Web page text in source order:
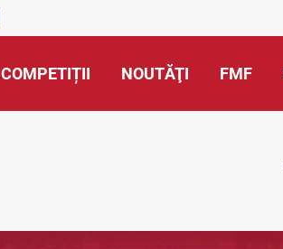
COMPETIȚII NOUTĂŢI FMF